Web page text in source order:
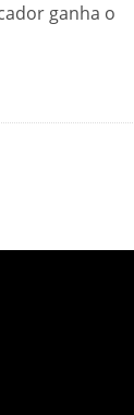
ganha o